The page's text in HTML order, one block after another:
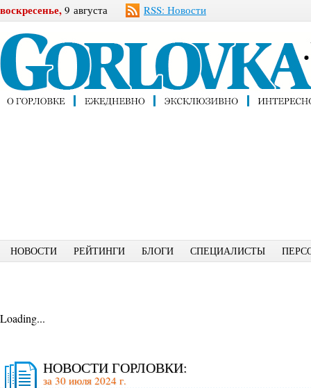
воскресенье, 9 августа RSS: Новости
НОВОСТИ РЕЙТИНГИ БЛОГИ СПЕЦИАЛИСТЫ
Loading...
НОВОСТИ ГОРЛОВКИ:
за 30 июля 2024 г.